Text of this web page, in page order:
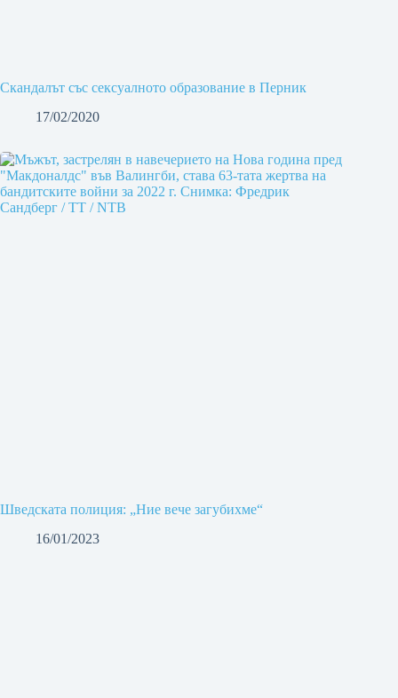
Скандалът със сексуалното образование в Перник
17/02/2020
Шведската полиция: „Ние вече загубихме“
16/01/2023